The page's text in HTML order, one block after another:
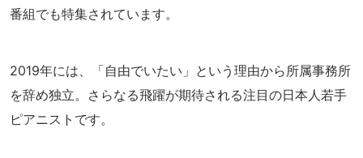
番組でも特集されています。
2019年には、「自由でいたい」という理由から所属事務所
を辞め独立。さらなる飛躍が期待される注目の日本人若手
ピアニストです。